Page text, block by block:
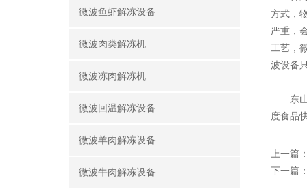
微波鱼虾解冻设备
微波肉类解冻机
微波冻肉解冻机
微波回温解冻设备
微波羊肉解冻设备
微波牛肉解冻设备
方式，
严重，
工艺，
波设备
东山
度食品
上一篇
下一篇